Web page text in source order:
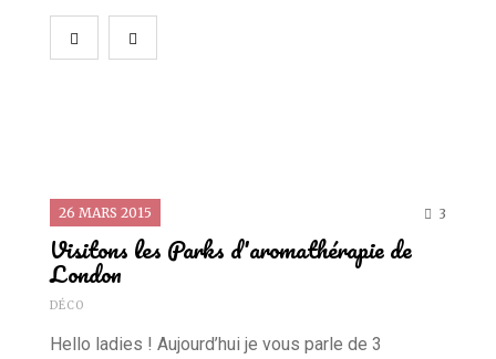
26 MARS 2015 3
Visitons les Parks d'aromathérapie de
London
DÉCO
Hello ladies ! Aujourd’hui je vous parle de 3